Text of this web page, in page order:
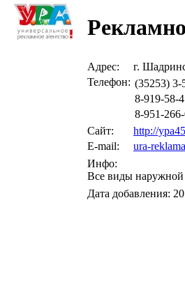
Адрес:
г.
Телефон: (35253) 3-
8-919-58-
8-951-
Сайт:
http://
E-mail:
ura-
Инфо:
Все виды наружной
Дата добавления: